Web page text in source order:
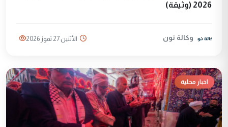
2026 (وثيقة)
وكالة نون الأثنين 27 تموز 2026
اخبار محلية